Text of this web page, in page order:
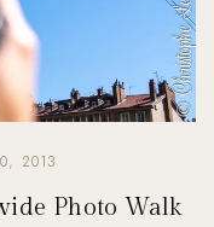
2013
Photo Walk